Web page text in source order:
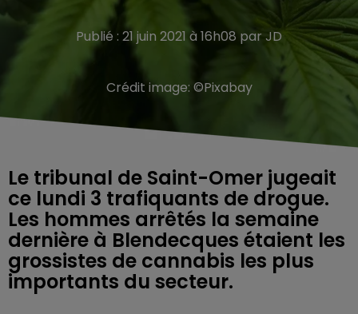
Publié : 21 juin 2021 à 16h08 par JD
Crédit image: ©Pixabay
Le tribunal de Saint-Omer jugeait
ce lundi 3 trafiquants de drogue.
Les hommes arrêtés la semaine
dernière à Blendecques étaient les
grossistes de cannabis les plus
importants du secteur.